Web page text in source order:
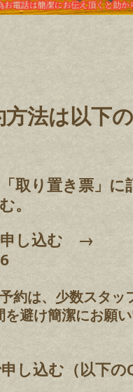
法は以下
取り置き票」に
。
申し込む →
約は、少数スタッ
を避け簡潔にお願
し込む（以下の